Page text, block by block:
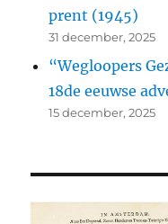
prent (1945)
31 december, 2025
“Wegloopers
18de eeuwse
15 december, 2025